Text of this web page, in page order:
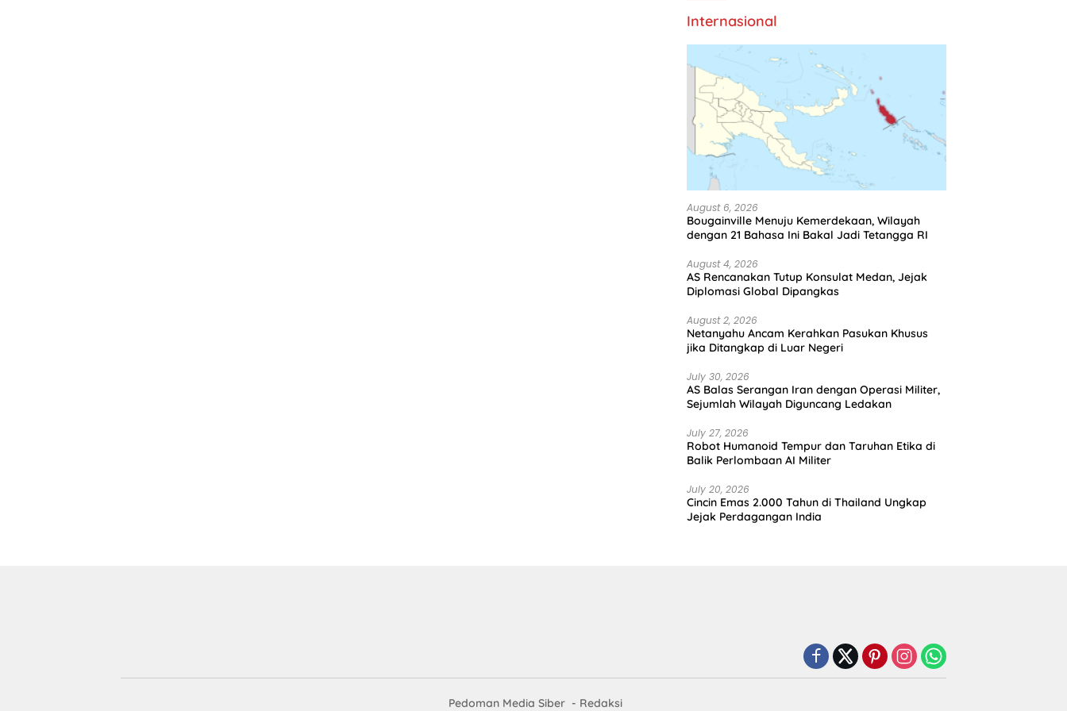
Internasional
August 6, 2026
Bougainville Menuju Kemerdekaan, Wilayah
dengan 21 Bahasa Ini Bakal Jadi Tetangga RI
August 4, 2026
AS Rencanakan Tutup Konsulat Medan, Jejak
Diplomasi Global Dipangkas
August 2, 2026
Netanyahu Ancam Kerahkan Pasukan Khusus
jika Ditangkap di Luar Negeri
July 30, 2026
AS Balas Serangan Iran dengan Operasi Militer,
Sejumlah Wilayah Diguncang Ledakan
July 27, 2026
Robot Humanoid Tempur dan Taruhan Etika di
Balik Perlombaan AI Militer
July 20, 2026
Cincin Emas 2.000 Tahun di Thailand Ungkap
Jejak Perdagangan India
Pedoman Media Siber Redaksi